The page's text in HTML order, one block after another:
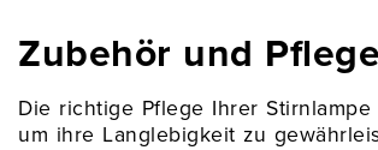
Zubehör und Pflege
Die richtige Pflege Ihrer
um ihre Langlebigkeit zu